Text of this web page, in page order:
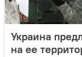
Украина
на ее